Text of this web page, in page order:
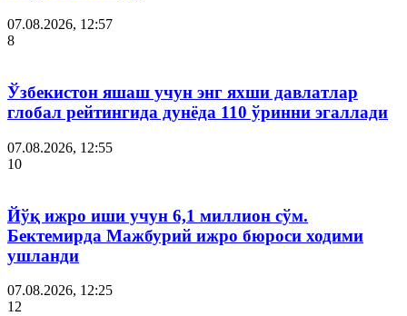
07.08.2026, 12:57
8
Ўзбекистон яшаш учун энг яхши давлатлар
глобал рейтингида дунёда 110 ўринни эгаллади
07.08.2026, 12:55
10
Йўқ ижро иши учун 6,1 миллион сўм.
Бектемирда Мажбурий ижро бюроси ходими
ушланди
07.08.2026, 12:25
12